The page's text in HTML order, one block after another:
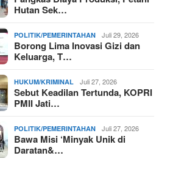
Hutan Sek…
POLITIK/PEMERINTAHAN Juli 29, 2026
Borong Lima Inovasi Gizi dan
Keluarga, T…
HUKUM/KRIMINAL Juli 27, 2026
Sebut Keadilan Tertunda, KOPRI
PMII Jati…
POLITIK/PEMERINTAHAN Juli 27, 2026
Bawa Misi ‘Minyak Unik di
Daratan&…